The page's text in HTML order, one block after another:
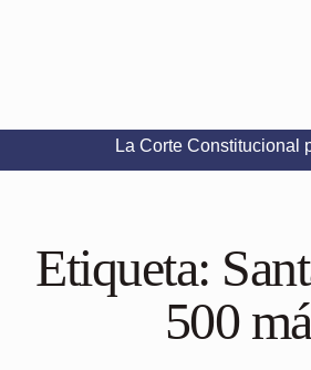
La Corte Constitucional pone
Etiqueta:
500